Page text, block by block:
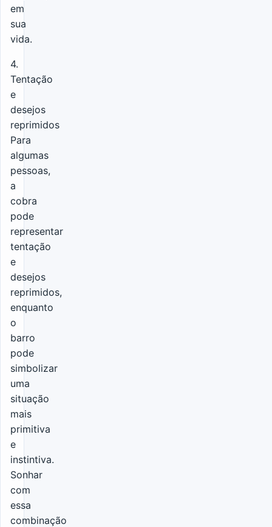
em
sua
vida.
4.
Tentação
e
desejos
reprimidos
Para
algumas
pessoas,
a
cobra
pode
representar
tentação
e
desejos
reprimidos,
enquanto
o
barro
pode
simbolizar
uma
situação
mais
primitiva
e
instintiva.
Sonhar
com
essa
combinação